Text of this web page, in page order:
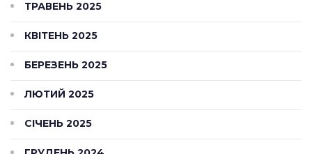
ТРАВЕНЬ 2025
КВІТЕНЬ 2025
БЕРЕЗЕНЬ 2025
ЛЮТИЙ 2025
СІЧЕНЬ 2025